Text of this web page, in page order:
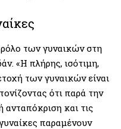
ρόλο των γυναικών στη
«Η πλήρης, ισότιμη,
των γυναικών είναι
ότι παρά την
ανταπόκριση και τις
παραμένουν